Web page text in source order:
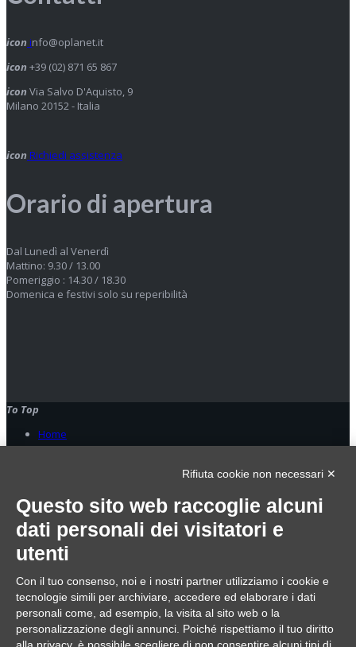
icon info@oplanet.it
icon +39 (02) 871 65 867
icon Via Salvo D'Aquisto, 9
Milano 20152 - Italia
icon Richiedi assistenza
Orario di apertura
Dal Lunedì al Venerdì
Mattino: 9.30 / 13.00
Pomeriggio : 14.30 / 18.30
Domenica e festivi solo su reperibilità
To Top
Home
Servizi
Gestionali
Sicurezza e reti
Centralini
Formazione
Zanshin Tech
Corsi
Privacy
Informatica e sicurezza
Rifiuta cookie non necessari ✕
Questo sito web raccoglie alcuni
dati personali dei visitatori e
utenti
Con il tuo consenso, noi e i nostri partner utilizziamo i cookie e
tecnologie simili per archiviare, accedere ed elaborare i dati
personali come, ad esempio, la visita al sito web o la
personalizzazione degli annunci. Poiché rispettiamo il tuo diritto